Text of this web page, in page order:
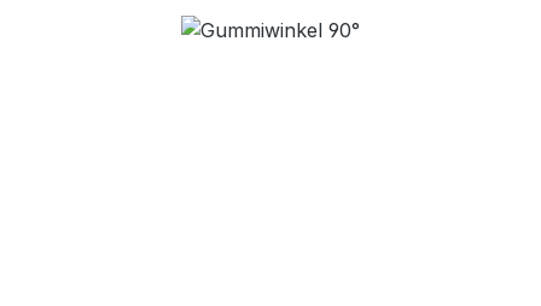
Bildergalerie überspringen